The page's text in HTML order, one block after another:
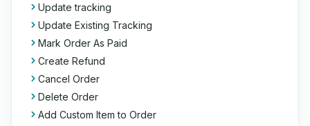
Update tracking
Update Existing Tracking
Mark Order As Paid
Create Refund
Cancel Order
Delete Order
Add Custom Item to Order